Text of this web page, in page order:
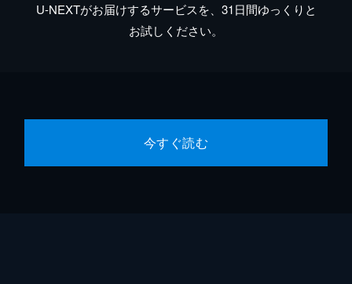
U-NEXTがお届けするサービスを、31日間ゆっくりと
お試しください。
今すぐ読む